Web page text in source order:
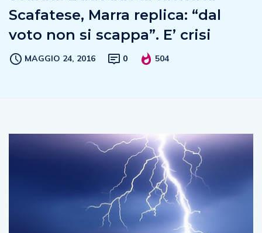
Scafatese, Marra replica: “dal
voto non si scappa”. E’ crisi
MAGGIO 24, 2016 0 504